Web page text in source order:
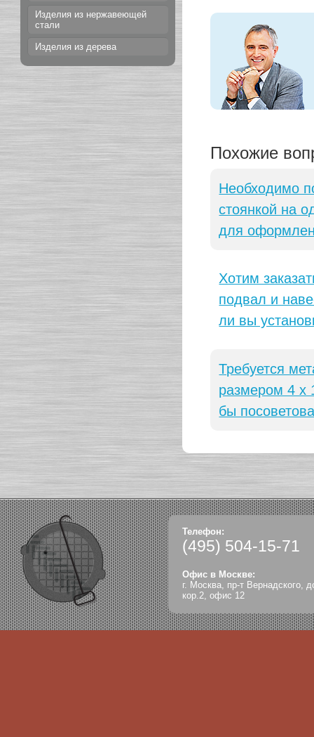
Изделия из нержавеющей
стали
Изделия из дерева
Похожие
Необходимо
стоянкой на
для
Хотим
подвал и
ли вы
Требуется
размером 4 х
бы
Телефон:
(495) 504-15-71
Офис в Москве:
г. Москва, пр-т Вернадского,
кор.2, офис 12